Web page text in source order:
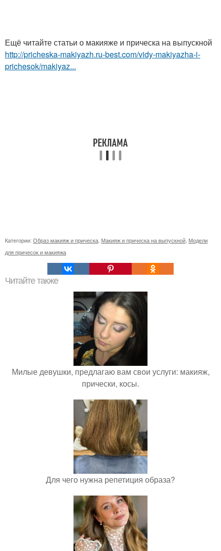
Ещё читайте статьи о макияже и прическа на выпускной
http://pricheska-makiyazh.ru-best.com/vidy-makiyazha-i-
prichesok/makiyaz...
Категории: Образ макияж и прическа Макияж и прическа на выпускной Модели
для причесок и макияжа
Читайте также
Милые девушки, предлагаю вам свои услуги: макияж,
прически, косы.
Для чего нужна репетиция образа?